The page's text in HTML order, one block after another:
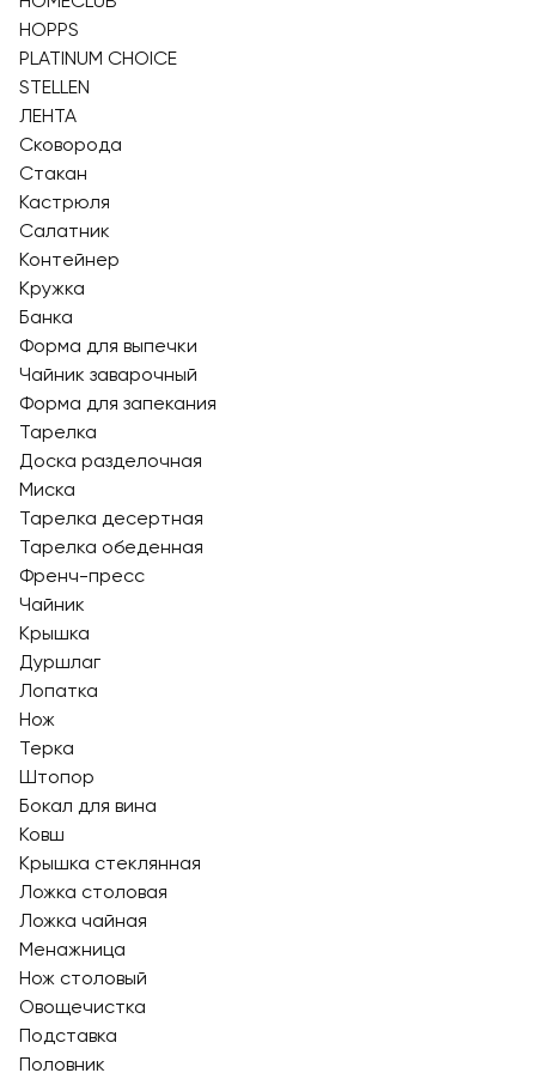
HOPPS
PLATINUM CHOICE
STELLEN
ЛЕНТА
Сковорода
Стакан
Кастрюля
Салатник
Контейнер
Кружка
Банка
Форма для выпечки
Чайник заварочный
Форма для запекания
Тарелка
Доска разделочная
Миска
Тарелка десертная
Тарелка обеденная
Френч-пресс
Чайник
Крышка
Дуршлаг
Лопатка
Нож
Терка
Штопор
Бокал для вина
Ковш
Крышка стеклянная
Ложка столовая
Ложка чайная
Менажница
Нож столовый
Овощечистка
Подставка
Половник